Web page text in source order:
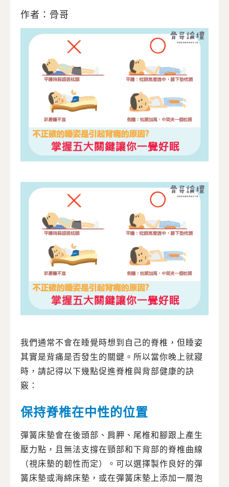
作者：骨哥
我們通常不會在睡覺時想到自己的脊椎，但睡姿
其實是背痛是否發生的關鍵。所以當你晚上就寢
時，請記得以下幾點促進脊椎與背部健康的訣
竅：
保持脊椎在中性的位置
彈簧床墊會在後頭部、肩胛、尾椎和腳跟上產生
壓力點，且無法支撐在頸部和下背部的脊椎曲線
（視床墊的韌性而定）。可以選擇製作良好的彈
簧床墊或海綿床墊，或在彈簧床墊上添加一層泡